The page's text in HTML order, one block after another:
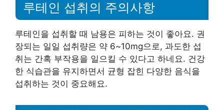
루테인 섭취의 주의사항
루테인을 섭취할 때 남용은 피하는 것이 좋아요. 권
장되는 일일 섭취량은 약 6~10mg으로, 과도한 섭
취는 간혹 부작용을 일으킬 수 있다고 하네요. 건강
한 식습관을 유지하면서 균형 잡힌 다양한 음식을
섭취하는 것이 중요해요.